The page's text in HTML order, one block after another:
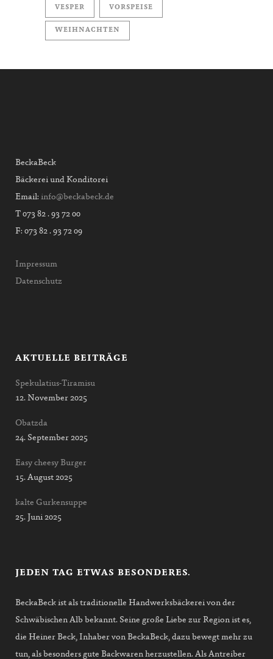
VESPER VORSPEISE
WEIHNACHTEN
BeckaBeck
Bäckerei und Konditorei
Email: info@beckabeck.de
T 073 82 . 93 72 00
F: 073 82 . 93 72 09
Impressum
Datenschutz
AKTUELLE BEITRÄGE
Spekulatius-Tiramisu
12. November 2025
Obatzda
24. September 2025
Easy cheesy Burger
15. August 2025
kalte Gurkensuppe
25. Juni 2025
JEDEN TAG ETWAS BESONDERES.
BeckaBeck ist als traditionelle Handwerksbäckerei von der
Schwäbischen Alb bekannt. Seine große Liebe zur Region ist es,
die Heiner Beck, Inhaber von BeckaBeck, dazu bewegt mehr zu
tun, als besonders gute Backwaren herzustellen. Als Antreiber